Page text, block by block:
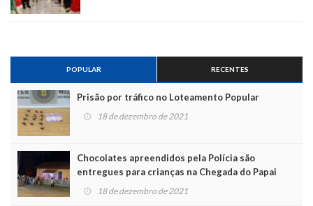
POPULAR RECENTES
Prisão por tráfico no Loteamento Popular
18 de dezembro de 2021
Chocolates apreendidos pela Polícia são
entregues para crianças na Chegada do Papai
Noel
18 de dezembro de 2021